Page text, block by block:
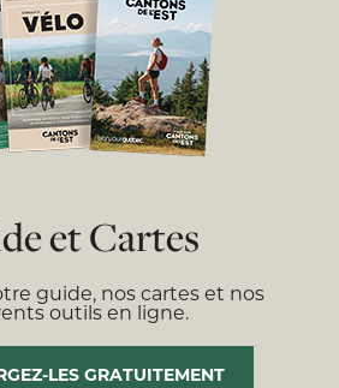
et Cartes
guide, nos cartes et nos
outils en ligne.
LES GRATUITEMENT